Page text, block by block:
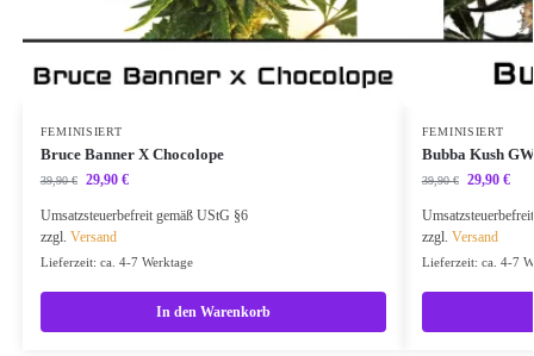
FEMINISIERT
Bruce Banner X Chocolope
39,90€ 29,90 €
Umsatzsteuerbefreit gemäß UStG §6
zzgl. Versand
Lieferzeit: ca. 4-7 Werktage
In den Warenkorb
FEMINISIERT
Bubba Kush
39,90€ 29,90 €
zzgl. Versand
Lieferzeit: ca. 4-7